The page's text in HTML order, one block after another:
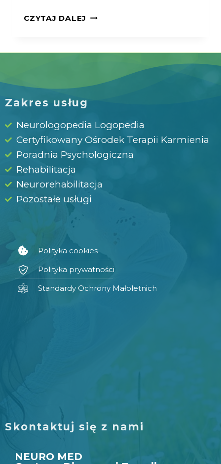
CZYTAJ DALEJ
Zakres usług
Neurologopedia Logopedia
Certyfikowany Ośrodek Terapii Karmienia
Poradnia Psychologiczna
Rehabilitacja
Neurorehabilitacja
Pozostałe usługi
Polityka cookies
Polityka prywatności
Standardy Ochrony Małoletnich
Skontaktuj się z nami
NEURO MED